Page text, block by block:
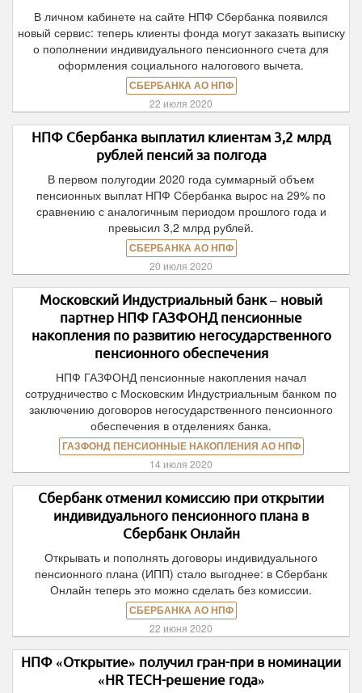
В личном кабинете на сайте НПФ Сбербанка появился
новый сервис: теперь клиенты фонда могут заказать выписку
о пополнении индивидуального пенсионного счета для
оформления социального налогового вычета.
СБЕРБАНКА АО НПФ
22 июля 2020
НПФ Сбербанка выплатил клиентам 3,2 млрд
рублей пенсий за полгода
В первом полугодии 2020 года суммарный объем
пенсионных выплат НПФ Сбербанка вырос на 29% по
сравнению с аналогичным периодом прошлого года и
превысил 3,2 млрд рублей.
СБЕРБАНКА АО НПФ
20 июля 2020
Московский Индустриальный банк – новый
партнер НПФ ГАЗФОНД пенсионные
накопления по развитию негосударственного
пенсионного обеспечения
НПФ ГАЗФОНД пенсионные накопления начал
сотрудничество с Московским Индустриальным банком по
заключению договоров негосударственного пенсионного
обеспечения в отделениях банка.
ГАЗФОНД ПЕНСИОННЫЕ НАКОПЛЕНИЯ АО НПФ
14 июля 2020
Сбербанк отменил комиссию при открытии
индивидуального пенсионного плана в
Сбербанк Онлайн
Открывать и пополнять договоры индивидуального
пенсионного плана (ИПП) стало выгоднее: в Сбербанк
Онлайн теперь это можно сделать без комиссии.
СБЕРБАНКА АО НПФ
22 июня 2020
НПФ «Открытие» получил гран-при в номинации
«HR TECH-решение года»